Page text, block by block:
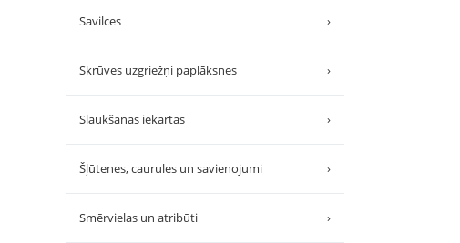
Savilces ›
Skrūves uzgriežņi paplāksnes ›
Slaukšanas iekārtas ›
Šļūtenes, caurules un savienojumi ›
Smērvielas un atribūti ›